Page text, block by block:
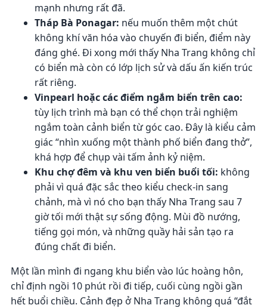
mạnh nhưng rất đã.
Tháp Bà Ponagar: nếu muốn thêm một chút
không khí văn hóa vào chuyến đi biển, điểm này
đáng ghé. Đi xong mới thấy Nha Trang không chỉ
có biển mà còn có lớp lịch sử và dấu ấn kiến trúc
rất riêng.
Vinpearl hoặc các điểm ngắm biển trên cao:
tùy lịch trình mà bạn có thể chọn trải nghiệm
ngắm toàn cảnh biển từ góc cao. Đây là kiểu cảm
giác “nhìn xuống một thành phố biển đang thở”,
khá hợp để chụp vài tấm ảnh kỷ niệm.
Khu chợ đêm và khu ven biển buổi tối: không
phải vì quá đặc sắc theo kiểu check-in sang
chảnh, mà vì nó cho bạn thấy Nha Trang sau 7
giờ tối mới thật sự sống động. Mùi đồ nướng,
tiếng gọi món, và những quầy hải sản tạo ra
đúng chất đi biển.
Một lần mình đi ngang khu biển vào lúc hoàng hôn,
chỉ định ngồi 10 phút rồi đi tiếp, cuối cùng ngồi gần
hết buổi chiều. Cảnh đẹp ở Nha Trang không quá “đắt